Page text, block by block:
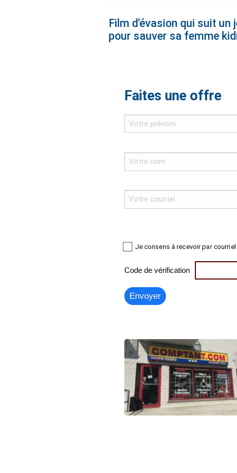
Film d'évasion qui suit
pour sauver sa femme
Faites une offre
Je consens à recevoir par
Code de vérification